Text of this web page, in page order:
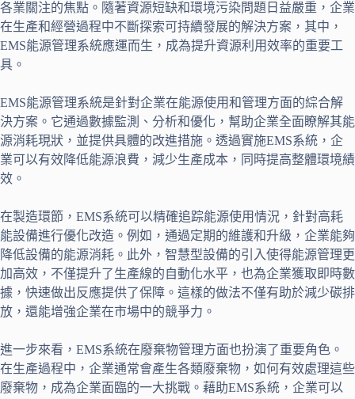
各業關注的焦點。隨著資源短缺和環境污染問題日益嚴重，企業
在生產和經營過程中不斷探索可持續發展的解決方案，其中，
EMS能源管理系統應運而生，成為提升資源利用效率的重要工
具。
EMS能源管理系統是針對企業在能源使用和管理方面的綜合解
決方案。它通過數據監測、分析和優化，幫助企業全面瞭解其能
源消耗現狀，並提供具體的改進措施。透過實施EMS系統，企
業可以有效降低能源浪費，減少生產成本，同時提高整體環境績
效。
在製造環節，EMS系統可以精確追踪能源使用情況，針對高耗
能設備進行優化改造。例如，通過定期的維護和升級，企業能夠
降低設備的能源消耗。此外，智慧型設備的引入使得能源管理更
加高效，不僅提升了生產線的自動化水平，也為企業獲取即時數
據，快速做出反應提供了保障。這樣的做法不僅有助於減少碳排
放，還能增強企業在市場中的競爭力。
進一步來看，EMS系統在廢棄物管理方面也扮演了重要角色。
在生產過程中，企業通常會產生各類廢棄物，如何有效處理這些
廢棄物，成為企業面臨的一大挑戰。藉助EMS系統，企業可以